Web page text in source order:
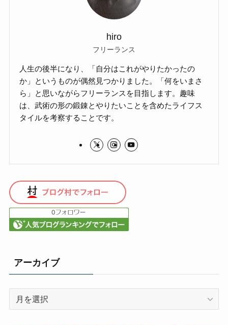
hiro
フリーランス
人生の後半になり、「自分はこれがやりたかったの
か」というものが偶然見つかりました。「何をいまさ
ら」と思いながらフリーランスを目指します。趣味
は、武術の形の鍛錬とやりたいことを含めたライフス
タイルを考察することです。
アーカイブ